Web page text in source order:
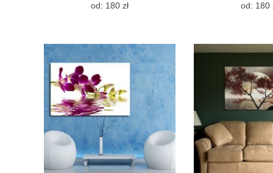
od: 180 złTen
wiele
wariantów.
Opcje
można
wybrać
stronie
produktu
od: 180